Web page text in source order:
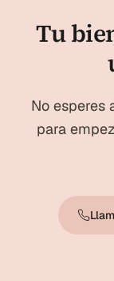
Tu
No esperes
para